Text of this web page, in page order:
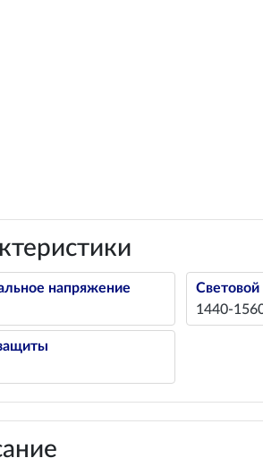
напряжение
Световой
1440-